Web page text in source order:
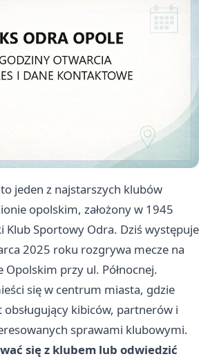
jeden z najstarszych klubów
opolskim, założony w 1945
Klub Sportowy Odra. Dziś występuje
2025 roku rozgrywa mecze na
Opolskim przy ul. Północnej.
się w centrum miasta, gdzie
obsługujący kibiców, partnerów i
sprawami klubowymi.
się z klubem lub odwiedzić